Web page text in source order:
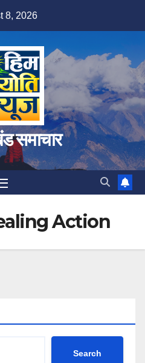
8, 2026
समाचार
Action
Search